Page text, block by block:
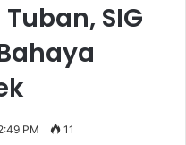
SIG
PM 11